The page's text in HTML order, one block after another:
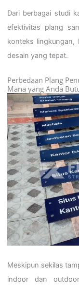
Dari berbagai studi
efektivitas plang
konteks lingkungan,
desain yang tepat.
Perbedaan Plang
Mana yang Anda
Meskipun sekilas
indoor dan